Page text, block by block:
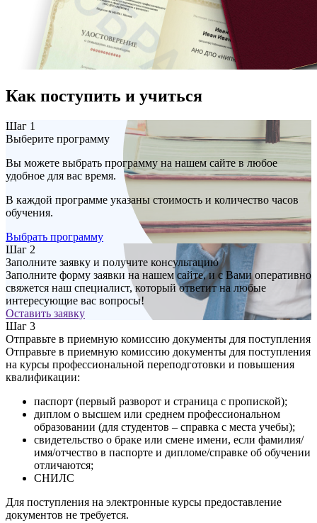
Как поступить и учиться
Шаг 1
Выберите программу
Вы можете выбрать программу на нашем сайте в любое
удобное для вас время.
В каждой программе указаны стоимость и количество часов
обучения.
Выбрать программу
Шаг 2
Заполните заявку и получите консультацию
Заполните форму заявки на нашем сайте, и с Вами оперативно
свяжется наш специалист, который ответит на любые
интересующие вас вопросы!
Оставить заявку
Шаг 3
Отправьте в приемную комиссию документы для поступления
Отправьте в приемную комиссию документы для поступления
на курсы профессиональной переподготовки и повышения
квалификации:
паспорт (первый разворот и страница с пропиской);
диплом о высшем или среднем профессиональном
образовании (для студентов – справка с места учебы);
свидетельство о браке или смене имени, если фамилия/
имя/отчество в паспорте и дипломе/справке об обучении
отличаются;
СНИЛС
Для поступления на электронные курсы предоставление
документов не требуется.